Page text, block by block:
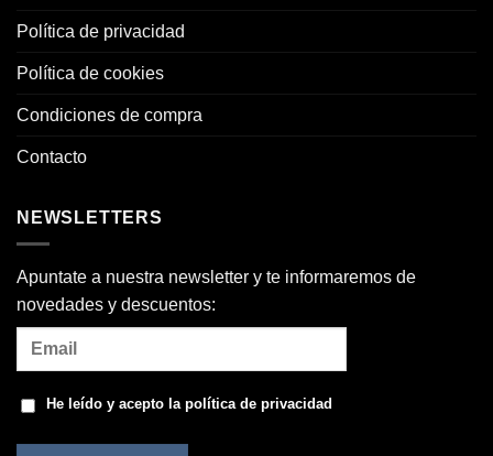
Política de privacidad
Política de cookies
Condiciones de compra
Contacto
NEWSLETTERS
Apuntate a nuestra newsletter y te informaremos de
novedades y descuentos:
He leído y acepto la política de privacidad